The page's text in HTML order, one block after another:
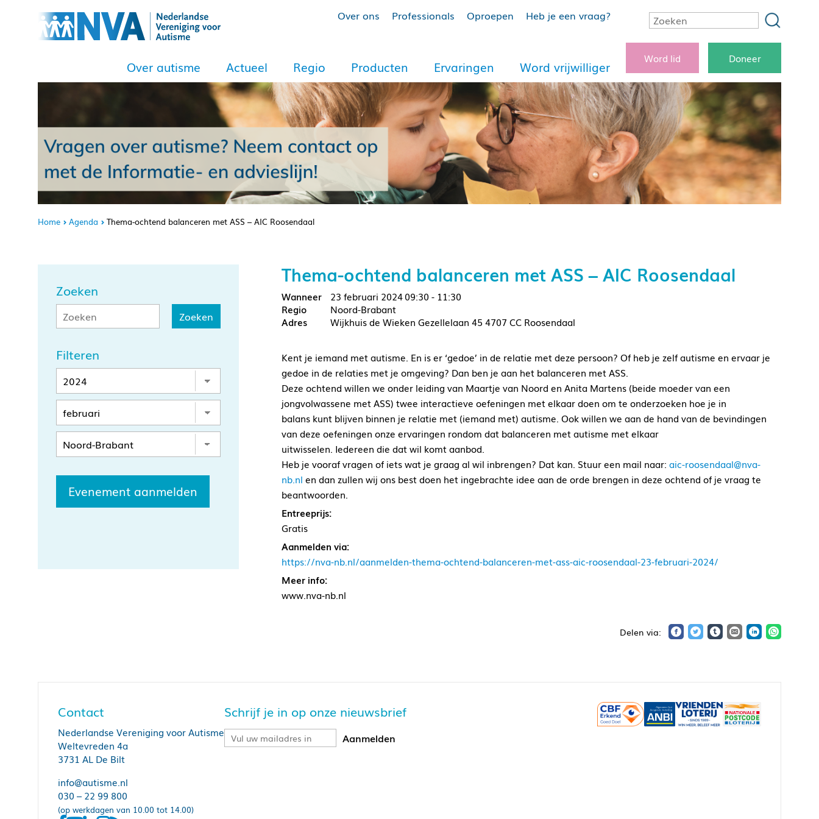
Over ons Professionals Oproepen Heb je een vraag?
Over autisme Actueel Regio Producten Ervaringen Word vrijwilliger
Word lid Doneer
Home Agenda Thema-ochtend balanceren met ASS – AIC Roosendaal
Zoeken
Filteren
Evenement aanmelden
Thema-ochtend balanceren met ASS – AIC Roosendaal
23 februari 202409:30 - 11:30
Noord-Brabant
Wijkhuis de Wieken Gezellelaan 45 4707 CC Roosendaal
Kent je iemand met autisme. En is er ‘gedoe’ in de relatie met deze persoon? Of heb je zelf autisme en ervaar je
gedoe in de relaties met je omgeving? Dan ben je aan het balanceren met ASS.
Deze ochtend willen we onder leiding van Maartje van Noord en Anita Martens (beide moeder van een
jongvolwassene met ASS) twee interactieve oefeningen met elkaar doen om te onderzoeken hoe je in
balans kunt blijven binnen je relatie met (iemand met) autisme. Ook willen we aan de hand van de bevindingen
van deze oefeningen onze ervaringen rondom dat balanceren met autisme met elkaar
uitwisselen. Iedereen die dat wil komt aanbod.
Heb je vooraf vragen of iets wat je graag al wil inbrengen? Dat kan. Stuur een mail naar: aic-roosendaal@nva-
nb.nl en dan zullen wij ons best doen het ingebrachte idee aan de orde brengen in deze ochtend of je vraag te
beantwoorden.
Entreeprijs:
Gratis
Aanmelden via:
https://nva-nb.nl/aanmelden-thema-ochtend-balanceren-met-ass-aic-roosendaal-23-februari-2024/
Meer info:
www.nva-nb.nl
Contact
Nederlandse Vereniging voor Autisme
Weltevreden 4a
3731 AL De Bilt
info@autisme.nl
030 – 22 99 800
(op werkdagen van 10.00 tot 14.00)
Schrijf je in op onze nieuwsbrief